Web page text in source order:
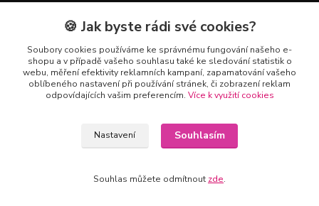
Kontakty
+420 602 223 614
info@zahradnictvipetro.cz
🍪 Jak byste rádi své cookies?
Soubory cookies používáme ke správnému fungování našeho e-
shopu a v případě vašeho souhlasu také ke sledování statistik o
webu, měření efektivity reklamních kampaní, zapamatování vašeho
oblíbeného nastavení při používání stránek, či zobrazení reklam
odpovídajících vašim preferencím. Více k využití cookies
Nastavení Souhlasím
Souhlas můžete odmítnout zde.